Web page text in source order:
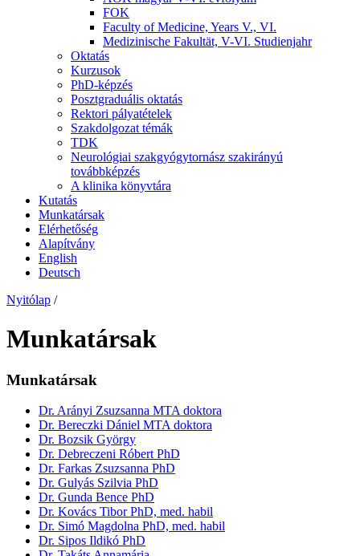
FOK
Faculty of Medicine, Years V., VI.
Medizinische Fakultät, V-VI. Studienjahr
Oktatás
Kurzusok
PhD-képzés
Posztgraduális oktatás
Rektori pályatételek
Szakdolgozat témák
TDK
Neurológiai szakgyógytornász szakirányú
továbbképzés
A klinika könyvtára
Kutatás
Munkatársak
Elérhetőség
Alapítvány
English
Deutsch
Nyitólap /
Munkatársak
Munkatársak
Dr. Arányi Zsuzsanna MTA doktora
Dr. Bereczki Dániel MTA doktora
Dr. Bozsik György
Dr. Debreczeni Róbert PhD
Dr. Farkas Zsuzsanna PhD
Dr. Gulyás Szilvia PhD
Dr. Gunda Bence PhD
Dr. Kovács Tibor PhD, med. habil
Dr. Simó Magdolna PhD, med. habil
Dr. Sipos Ildikó PhD